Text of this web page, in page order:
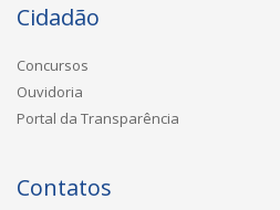
Cidadão
Concursos
Ouvidoria
Portal da Transparência
Contatos